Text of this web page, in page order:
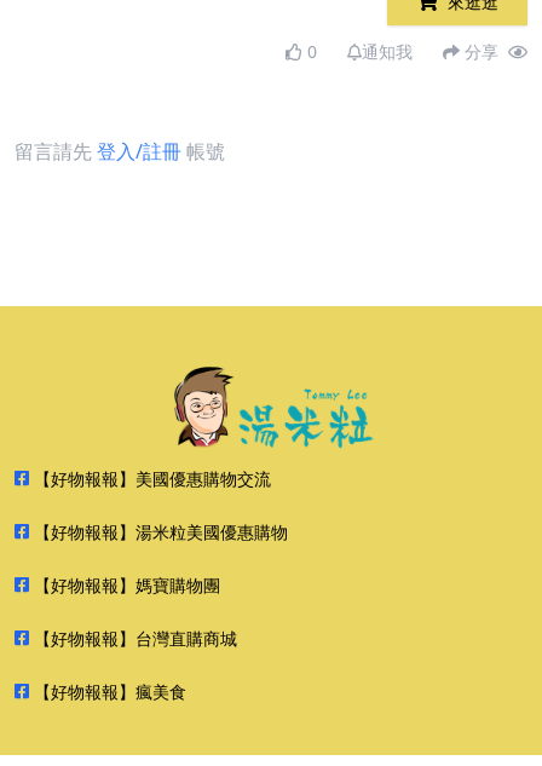
0 通知我 分享
留言請先登入/註冊帳號
【好物報報】美國優惠購物交流
【好物報報】湯米粒美國優惠購物
【好物報報】媽寶購物團
【好物報報】台灣直購商城
【好物報報】瘋美食